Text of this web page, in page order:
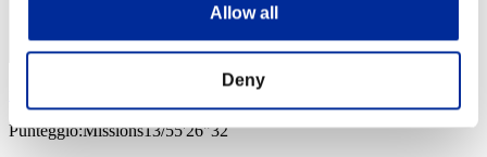
Allow all
Deny
Punteggio:Missions13/55'26"32